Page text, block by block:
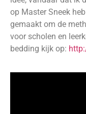
op Master Sneek
gemaakt om de
voor scholen en
bedding kijk op: